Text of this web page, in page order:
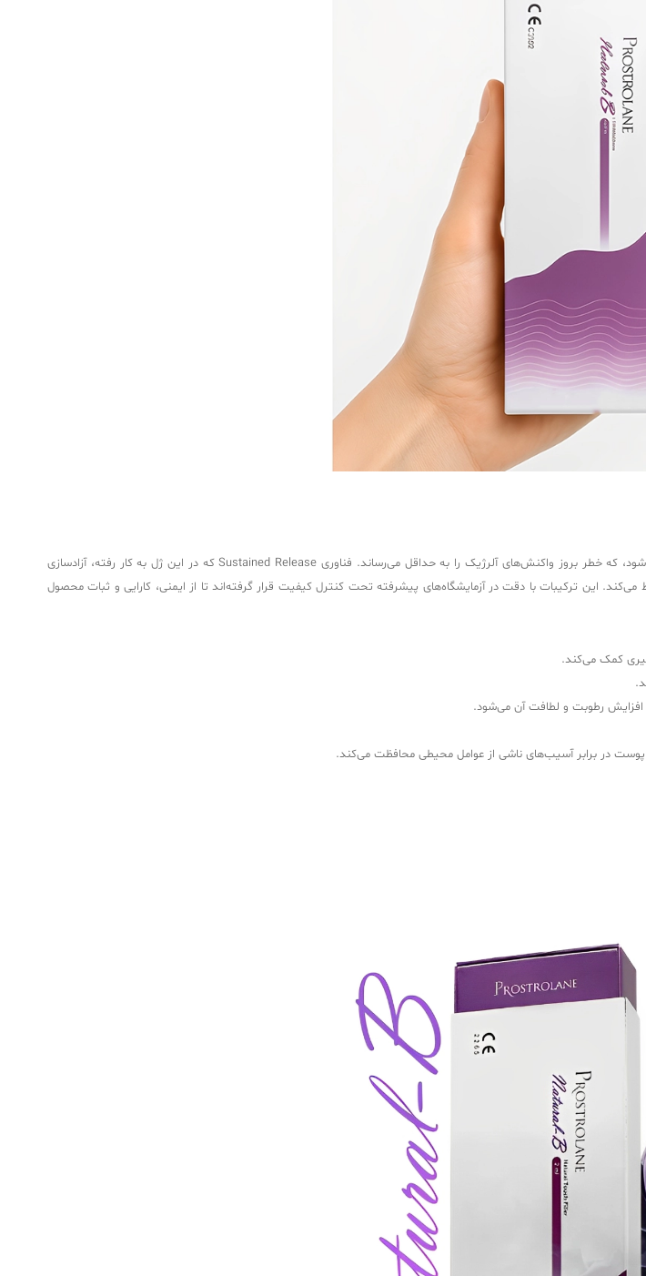
هیالورونیک اسید استفاده‌شده در این محصول از منشأ غیرحیوانی و از طریق فرآیند تخمیر باکتریایی تولید می‌شود، که خطر بروز واکنش‌های آلرژیک را به حداقل می‌رساند. فناوری Sustained Release که در این ژل به کار رفته، آزادسازی
این ترکیبات با دقت در آزمایشگاه‌های پیشرفته تحت کنترل کیفیت قرار گرفته‌اند تا از ایمنی، کارایی و ثبات محصول
کمک می‌کند.
افزایش رطوبت و لطافت آن می‌شود.